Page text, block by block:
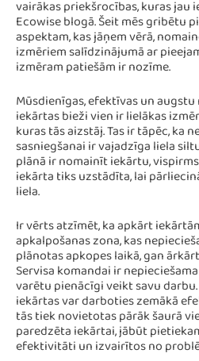
vairākas priekšrocības, kuras
Ecowise blogā. Šeit mēs gribētu
aspektam, kas jāņem vērā,
izmēriem salīdzinājumā ar
izmēram patiešām ir nozīme.
Mūsdienīgas, efektīvas un
iekārtas bieži vien ir lielākas
kuras tās aizstāj. Tas ir tāpēc, ka
sasniegšanai ir vajadzīga liela
plānā ir nomainīt iekārtu,
iekārta tiks uzstādīta, lai
liela.
Ir vērts atzīmēt, ka apkārt
apkalpošanas zona, kas
plānotas apkopes laikā, gan
Servisa komandai ir
varētu pienācīgi veikt savu
iekārtas var darboties zemākā
tās tiek novietotas pārāk šaurā
paredzēta iekārtai, jābūt
efektivitāti un izvairītos no